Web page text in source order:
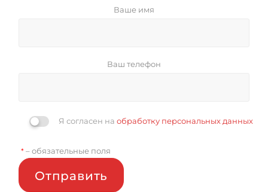
Ваше имя
Ваш телефон
Я согласен на обработку персональных данных
Отправить
* – обязательные поля